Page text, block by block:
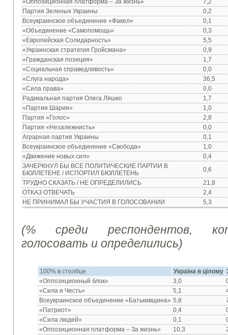
«Оппозиционная платформа – За жизнь»
7,2
Партия Зеленых Украины
0,2
Всеукраинское объединение «Факел»
0,1
«Объединение «Самопомощь»
0,3
«Европейская Солидарность»
5,5
«Украинская стратегия Гройсмана»
0,9
«Гражданская позиция»
1,7
«Социальная справедливость»
0,0
«Слуга народа»
36,5
«Сила права»
0,0
Радикальная партия Олега Ляшко
1,7
«Партия Шария»
1,0
Партия «Голос»
2,8
Партия «Незалежнисть»
0,0
Аграрная партия Украины
0,1
Всеукраинское объединение «Свобода»
1,0
«Движение новых сил»
0,4
ЗАЧЕРКНУЛ БЫ ВСЕ ПОЛИТИЧЕСКИЕ ПАРТИИ В
БЮЛЛЕТЕНЕ / ИСПОРТИЛ БЮЛЛЕТЕНЬ
0,6
ТРУДНО СКАЗАТЬ / НЕ ОПРЕДЕЛИЛИСЬ
21,8
ОТКАЗ ОТВЕЧАТЬ
2,4
НЕ ПРИНИМАЛ БЫ УЧАСТИЯ В ГОЛОСОВАНИИ
5,3
(%среди респондентов,
голосовать и определились)
100% в столбце Україна в цілому
«Оппозиционный блок»
3,0
«Сила и Честь»
5,1
Всеукраинское объединение «Батькивщина» 5,8
«Патриот»
0,4
«Сила людей»
0,1
«Оппозиционная платформа – За жизнь»
10,3